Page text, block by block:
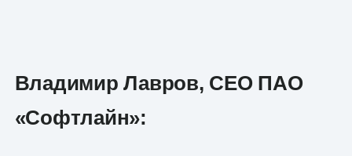
Владимир Лавров, CEO ПАО
«Софтлайн»: